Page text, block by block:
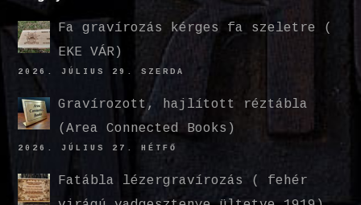
Fa gravírozás kérges fa szeletre (
EKE VÁR)
2026. JÚLIUS 29. SZERDA
Gravírozott, hajlított réztábla
(Area Connected Books)
2026. JÚLIUS 27. HÉTFŐ
Fatábla lézergravírozás ( fehér